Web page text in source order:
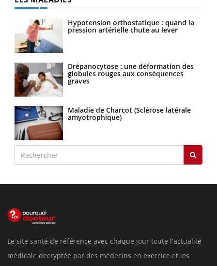
Hypotension orthostatique : quand la
pression artérielle chute au lever
Drépanocytose : une déformation des
globules rouges aux conséquences
graves
Maladie de Charcot (Sclérose latérale
amyotrophique)
Le site santé de référence avec chaque jour toute l'actualité
médicale decryptée par des médecins en exercice et les